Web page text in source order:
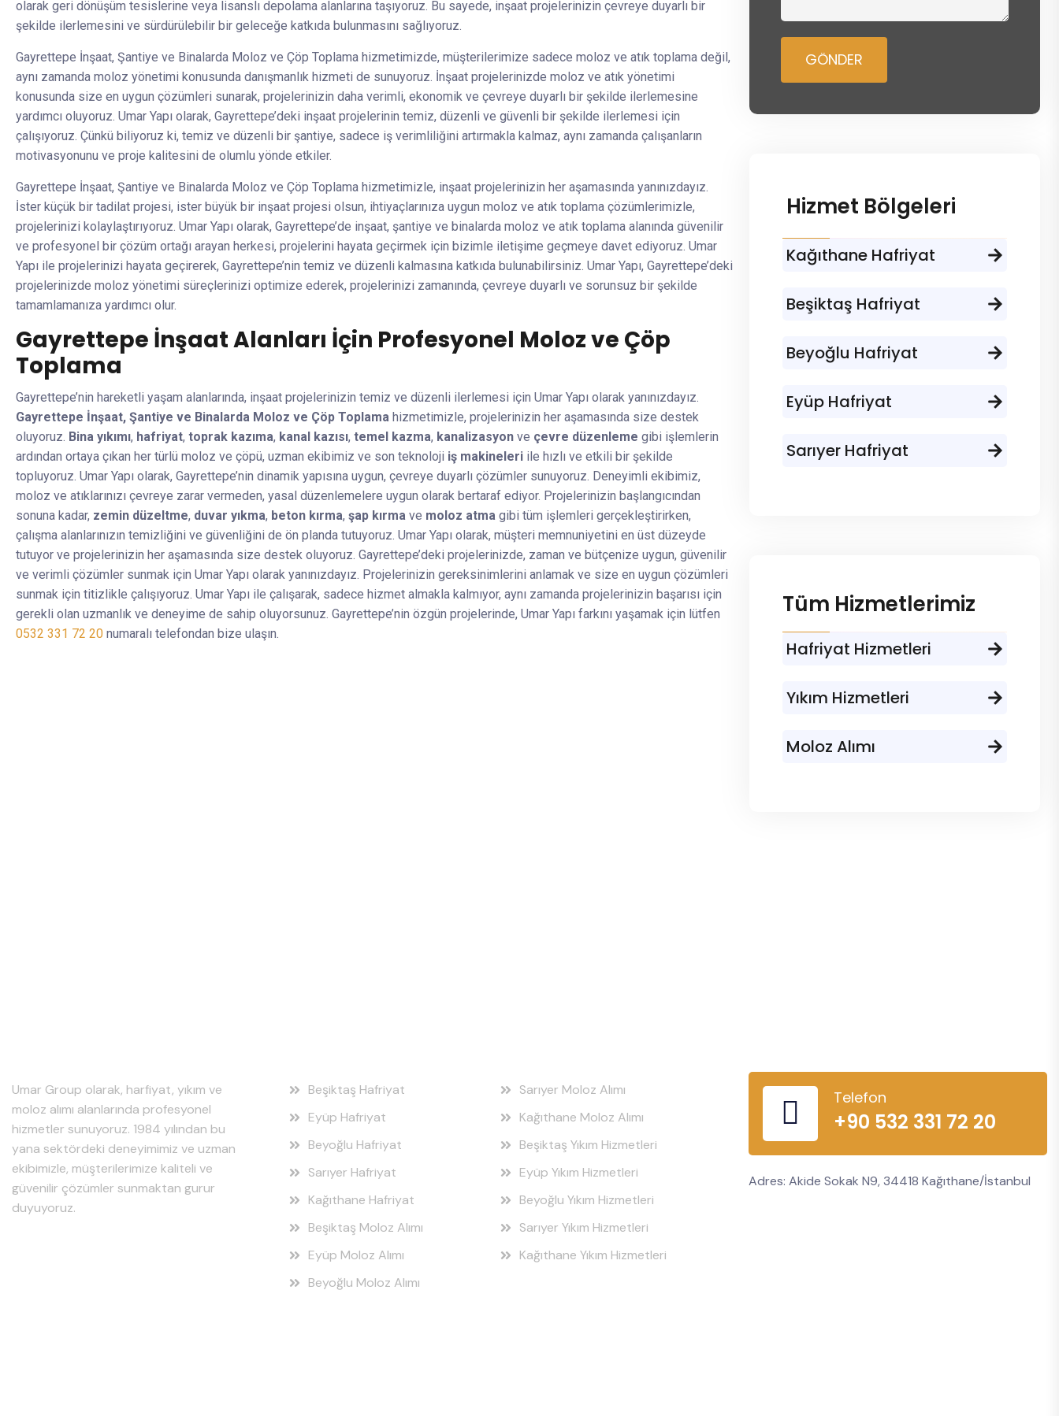
olarak geri dönüşüm tesislerine veya lisanslı depolama alanlarına taşıyoruz. Bu sayede, inşaat projelerinizin çevreye duyarlı bir
şekilde ilerlemesini ve sürdürülebilir bir geleceğe katkıda bulunmasını sağlıyoruz.
Gayrettepe İnşaat, Şantiye ve Binalarda Moloz ve Çöp Toplama hizmetimizde, müşterilerimize sadece moloz ve atık toplama değil,
aynı zamanda moloz yönetimi konusunda danışmanlık hizmeti de sunuyoruz. İnşaat projelerinizde moloz ve atık yönetimi
konusunda size en uygun çözümleri sunarak, projelerinizin daha verimli, ekonomik ve çevreye duyarlı bir şekilde ilerlemesine
yardımcı oluyoruz. Umar Yapı olarak, Gayrettepe’deki inşaat projelerinin temiz, düzenli ve güvenli bir şekilde ilerlemesi için
çalışıyoruz. Çünkü biliyoruz ki, temiz ve düzenli bir şantiye, sadece iş verimliliğini artırmakla kalmaz, aynı zamanda çalışanların
motivasyonunu ve proje kalitesini de olumlu yönde etkiler.
Gayrettepe İnşaat, Şantiye ve Binalarda Moloz ve Çöp Toplama hizmetimizle, inşaat projelerinizin her aşamasında yanınızdayız.
İster küçük bir tadilat projesi, ister büyük bir inşaat projesi olsun, ihtiyaçlarınıza uygun moloz ve atık toplama çözümlerimizle,
projelerinizi kolaylaştırıyoruz. Umar Yapı olarak, Gayrettepe’de inşaat, şantiye ve binalarda moloz ve atık toplama alanında güvenilir
ve profesyonel bir çözüm ortağı arayan herkesi, projelerini hayata geçirmek için bizimle iletişime geçmeye davet ediyoruz. Umar
Yapı ile projelerinizi hayata geçirerek, Gayrettepe’nin temiz ve düzenli kalmasına katkıda bulunabilirsiniz. Umar Yapı, Gayrettepe’deki
projelerinizde moloz yönetimi süreçlerinizi optimize ederek, projelerinizi zamanında, çevreye duyarlı ve sorunsuz bir şekilde
tamamlamanıza yardımcı olur.
Gayrettepe İnşaat Alanları İçin Profesyonel Moloz ve Çöp
Toplama
Gayrettepe’nin hareketli yaşam alanlarında, inşaat projelerinizin temiz ve düzenli ilerlemesi için Umar Yapı olarak yanınızdayız.
Gayrettepe İnşaat, Şantiye ve Binalarda Moloz ve Çöp Toplama hizmetimizle, projelerinizin her aşamasında size destek
oluyoruz. Bina yıkımı, hafriyat, toprak kazıma, kanal kazısı, temel kazma, kanalizasyon ve çevre düzenleme gibi işlemlerin
ardından ortaya çıkan her türlü moloz ve çöpü, uzman ekibimiz ve son teknoloji iş makineleri ile hızlı ve etkili bir şekilde
topluyoruz. Umar Yapı olarak, Gayrettepe’nin dinamik yapısına uygun, çevreye duyarlı çözümler sunuyoruz. Deneyimli ekibimiz,
moloz ve atıklarınızı çevreye zarar vermeden, yasal düzenlemelere uygun olarak bertaraf ediyor. Projelerinizin başlangıcından
sonuna kadar, zemin düzeltme, duvar yıkma, beton kırma, şap kırma ve moloz atma gibi tüm işlemleri gerçekleştirirken,
çalışma alanlarınızın temizliğini ve güvenliğini de ön planda tutuyoruz. Umar Yapı olarak, müşteri memnuniyetini en üst düzeyde
tutuyor ve projelerinizin her aşamasında size destek oluyoruz. Gayrettepe’deki projelerinizde, zaman ve bütçenize uygun, güvenilir
ve verimli çözümler sunmak için Umar Yapı olarak yanınızdayız. Projelerinizin gereksinimlerini anlamak ve size en uygun çözümleri
sunmak için titizlikle çalışıyoruz. Umar Yapı ile çalışarak, sadece hizmet almakla kalmıyor, aynı zamanda projelerinizin başarısı için
gerekli olan uzmanlık ve deneyime de sahip oluyorsunuz. Gayrettepe’nin özgün projelerinde, Umar Yapı farkını yaşamak için lütfen
0532 331 72 20 numaralı telefondan bize ulaşın.
GÖNDER
Hizmet Bölgeleri
Kağıthane Hafriyat
Beşiktaş Hafriyat
Beyoğlu Hafriyat
Eyüp Hafriyat
Sarıyer Hafriyat
Tüm Hizmetlerimiz
Hafriyat Hizmetleri
Yıkım Hizmetleri
Moloz Alımı
Umar Group olarak, harfiyat, yıkım ve
moloz alımı alanlarında profesyonel
hizmetler sunuyoruz. 1984 yılından bu
yana sektördeki deneyimimiz ve uzman
ekibimizle, müşterilerimize kaliteli ve
güvenilir çözümler sunmaktan gurur
duyuyoruz.
Beşiktaş Hafriyat
Eyüp Hafriyat
Beyoğlu Hafriyat
Sarıyer Hafriyat
Kağıthane Hafriyat
Beşiktaş Moloz Alımı
Eyüp Moloz Alımı
Beyoğlu Moloz Alımı
Sarıyer Moloz Alımı
Kağıthane Moloz Alımı
Beşiktaş Yıkım Hizmetleri
Eyüp Yıkım Hizmetleri
Beyoğlu Yıkım Hizmetleri
Sarıyer Yıkım Hizmetleri
Kağıthane Yıkım Hizmetleri
Telefon
+90 532 331 72 20
Adres: Akide Sokak N9, 34418 Kağıthane/İstanbul